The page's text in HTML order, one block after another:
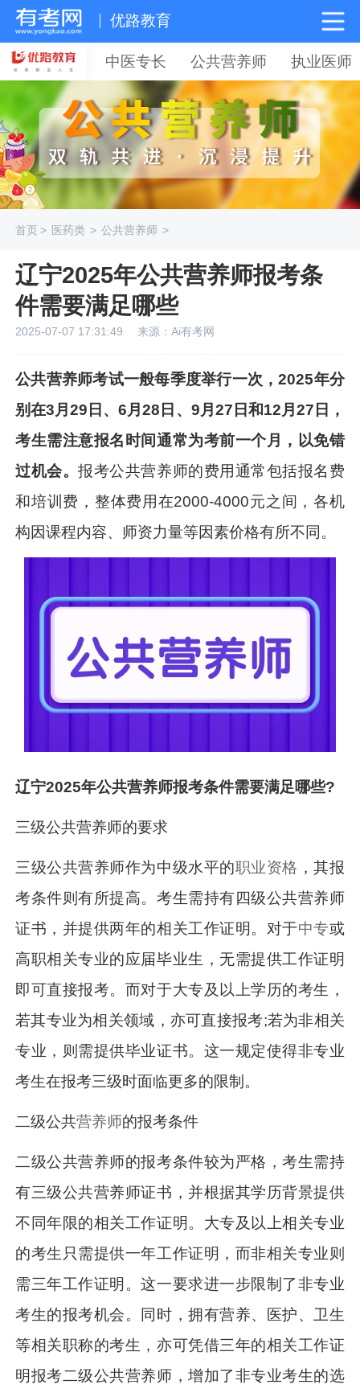
优路教育
中医专长 公共营养师 执业医师
首页> 医药类 > 公共营养师 >
辽宁2025年公共营养师报考条
件需要满足哪些
2025-07-07 17:31:49 来源：Ai有考网
公共营养师考试一般每季度举行一次，2025年分
别在3月29日、6月28日、9月27日和12月27日，
考生需注意报名时间通常为考前一个月，以免错
过机会。报考公共营养师的费用通常包括报名费
和培训费，整体费用在2000-4000元之间，各机
构因课程内容、师资力量等因素价格有所不同。
辽宁2025年公共营养师报考条件需要满足哪些?
三级公共营养师的要求
三级公共营养师作为中级水平的职业资格 ，其报
考条件则有所提高。考生需持有四级公共营养师
证书，并提供两年的相关工作证明。对于中专或
高职相关专业的应届毕业生，无需提供工作证明
即可直接报考。而对于大专及以上学历的考生，
若其专业为相关领域，亦可直接报考;若为非相关
专业，则需提供毕业证书。这一规定使得非专业
考生在报考三级时面临更多的限制。
二级公共营养师的报考条件
二级公共营养师的报考条件较为严格，考生需持
有三级公共营养师证书，并根据其学历背景提供
不同年限的相关工作证明。大专及以上相关专业
的考生只需提供一年工作证明，而非相关专业则
需三年工作证明。这一要求进一步限制了非专业
考生的报考机会。同时，拥有营养、医护、卫生
等相关职称的考生，亦可凭借三年的相关工作证
明报考二级公共营养师，增加了非专业考生的选